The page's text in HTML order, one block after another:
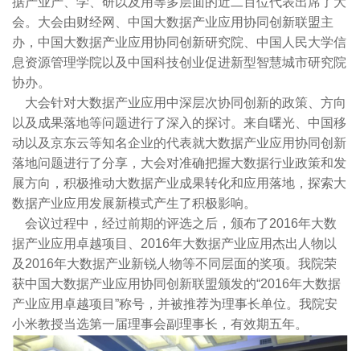
会。大会由财经网、中国大数据产业应用协同创新联盟主
办，中国大数据产业应用协同创新研究院、中国人民大学信
息资源管理学院以及中国科技创业促进新型智慧城市研究院
协办。
大会针对大数据产业应用中深层次协同创新的政策、方向
以及成果落地等问题进行了深入的探讨。来自曙光、中国移
动以及京东云等知名企业的代表就大数据产业应用协同创新
落地问题进行了分享，大会对准确把握大数据行业政策和发
展方向，积极推动大数据产业成果转化和应用落地，探索大
数据产业应用发展新模式产生了积极影响。
会议过程中，经过前期的评选之后，颁布了2016年大数
据产业应用卓越项目、2016年大数据产业应用杰出人物以
及2016年大数据产业新锐人物等不同层面的奖项。我院荣
获中国大数据产业应用协同创新联盟颁发的“2016年大数据
产业应用卓越项目”称号，并被推荐为理事长单位。我院安
小米教授当选第一届理事会副理事长，有效期五年。